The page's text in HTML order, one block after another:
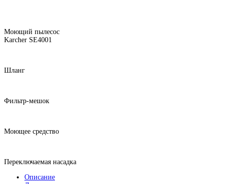
Моющий пылесос
Karcher SE4001
Шланг
Фильтр-мешок
Моющее средство
Переключаемая насадка
Описание